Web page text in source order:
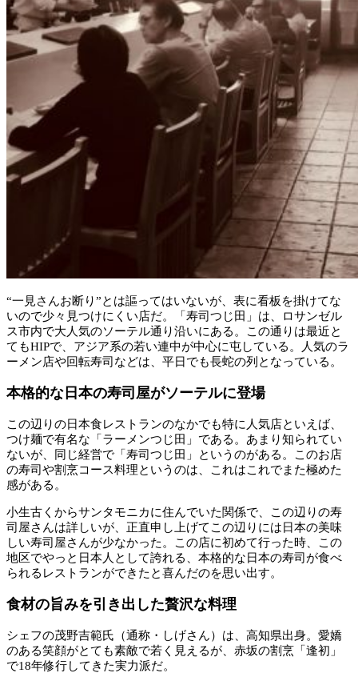
“一見さんお断り”とは謳ってはいないが、表に看板を掛けてな
いので少々見つけにくい店だ。「寿司つじ田」は、ロサンゼル
ス市内で大人気のソーテル通り沿いにある。この通りは最近と
てもHIPで、アジア系の若い連中が中心に屯している。人気のラ
ーメン店や回転寿司などは、平日でも長蛇の列となっている。
本格的な日本の寿司屋がソーテルに登場
この辺りの日本食レストランのなかでも特に人気店といえば、
つけ麺で有名な「ラーメンつじ田」である。あまり知られてい
ないが、同じ経営で「寿司つじ田」というのがある。このお店
の寿司や割烹コース料理というのは、これはこれでまた極めた
感がある。
小生古くからサンタモニカに住んでいた関係で、この辺りの寿
司屋さんは詳しいが、正直申し上げてこの辺りには日本の美味
しい寿司屋さんが少なかった。この店に初めて行った時、この
地区でやっと日本人として誇れる、本格的な日本の寿司が食べ
られるレストランができたと喜んだのを思い出す。
食材の旨みを引き出した贅沢な料理
シェフの茂野吉範氏（通称・しげさん）は、高知県出身。愛嬌
のある笑顔がとても素敵で若く見えるが、赤坂の割烹「逢初」
で18年修行してきた実力派だ。